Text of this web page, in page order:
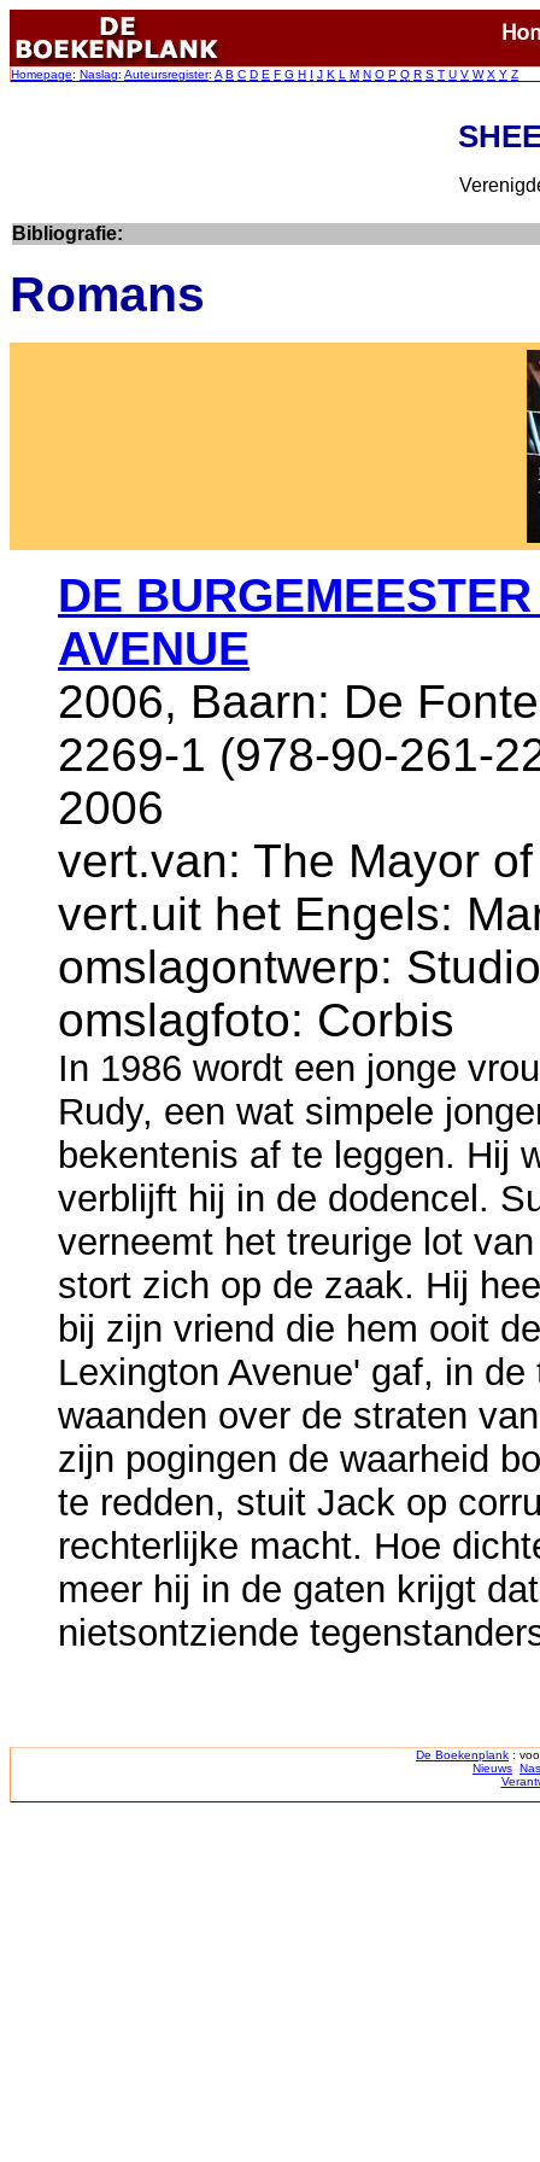
Homepage: Naslag: Auteursregister: A B C D E F G H I J K L M N O P Q R S T U V W X Y Z
Bibliografie:
Romans
DE
AVENUE
2006, Baarn: De
2269-1 (978-90-261-
2006
vert.van: The Mayor
vert.uit het Engels:
omslagontwerp:
omslagfoto: Corbis
In 1986 wordt een jonge
Rudy, een wat simpele
bekentenis af te leggen. Hij
verblijft hij in de dodencel.
verneemt het treurige lot
stort zich op de zaak. Hij
bij zijn vriend die hem ooit
Lexington Avenue' gaf, in
waanden over de straten
zijn pogingen de waarheid
te redden, stuit Jack op
rechterlijke macht. Hoe
meer hij in de gaten krijgt
nietsontziende
De Boekenplank :
Nieuws